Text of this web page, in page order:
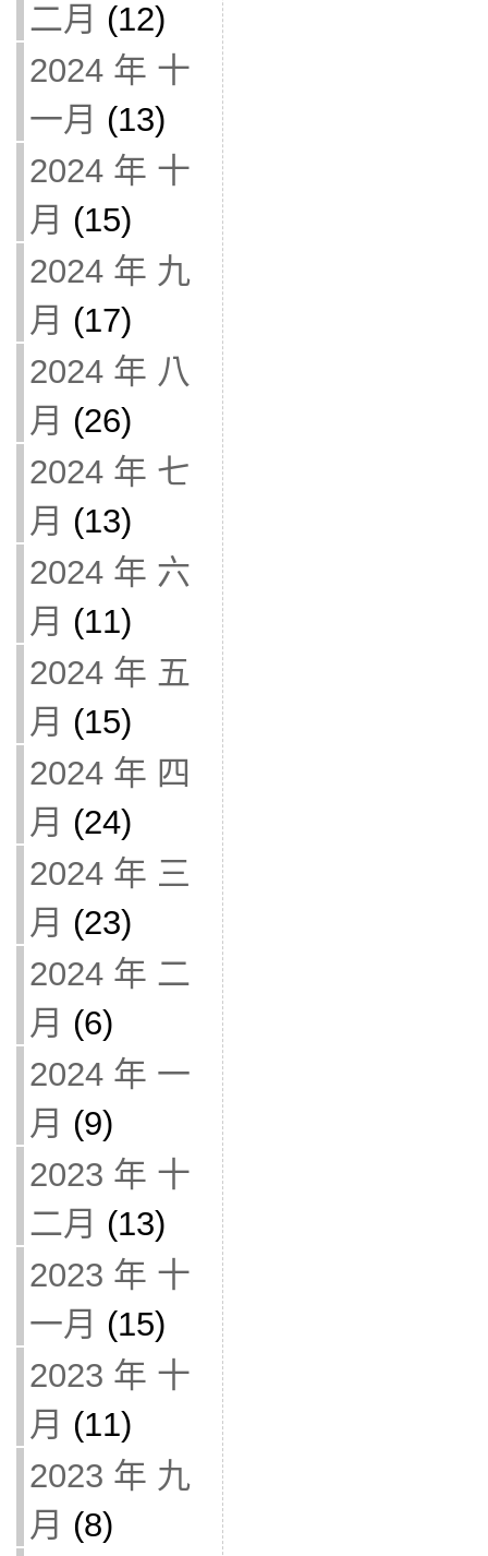
二月 (12)
2024 年 十
一月 (13)
2024 年 十
月 (15)
2024 年 九
月 (17)
2024 年 八
月 (26)
2024 年 七
月 (13)
2024 年 六
月 (11)
2024 年 五
月 (15)
2024 年 四
月 (24)
2024 年 三
月 (23)
2024 年 二
月 (6)
2024 年 一
月 (9)
2023 年 十
二月 (13)
2023 年 十
一月 (15)
2023 年 十
月 (11)
2023 年 九
月 (8)